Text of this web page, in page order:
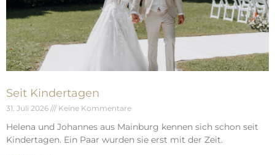
Seit Kindertagen
31. Juli 2026 Keine Kommentare
Helena und Johannes aus Mainburg kennen sich schon seit
Kindertagen. Ein Paar wurden sie erst mit der Zeit.